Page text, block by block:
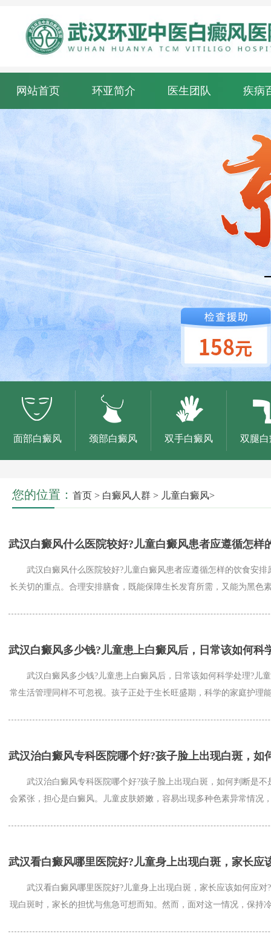
网站首页 环亚简介 医生团队 疾病
面部白癜风 颈部白癜风 双手白癜风 双腿
您的位置： 首页 > 白癜风人群 > 儿童白癜风>
武汉白癜风什么医院较好?儿童白癜风患者应遵循怎样
武汉白癜风什么医院较好?儿童白癜风患者应遵循怎样的饮食安排
长关切的重点。合理安排膳食，既能保障生长发育所需，又能为黑色
武汉白癜风多少钱?儿童患上白癜风后，日常该如何科
武汉白癜风多少钱?儿童患上白癜风后，日常该如何科学处理?儿
常生活管理同样不可忽视。孩子正处于生长旺盛期，科学的家庭护理
武汉治白癜风专科医院哪个好?孩子脸上出现白斑，如
武汉治白癜风专科医院哪个好?孩子脸上出现白斑，如何判断是不
会紧张，担心是白癜风。儿童皮肤娇嫩，容易出现多种色素异常情况
武汉看白癜风哪里医院好?儿童身上出现白斑，家长应
武汉看白癜风哪里医院好?儿童身上出现白斑，家长应该如何应对
现白斑时，家长的担忧与焦急可想而知。然而，面对这一情况，保持